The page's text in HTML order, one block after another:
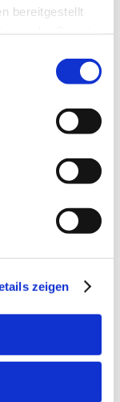
bereitgestellt
zeigen